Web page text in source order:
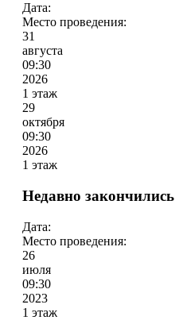
Дата:
Место проведения:
31
августа
09:30
2026
1 этаж
29
октября
09:30
2026
1 этаж
Недавно закончились
Дата:
Место проведения:
26
июля
09:30
2023
1 этаж